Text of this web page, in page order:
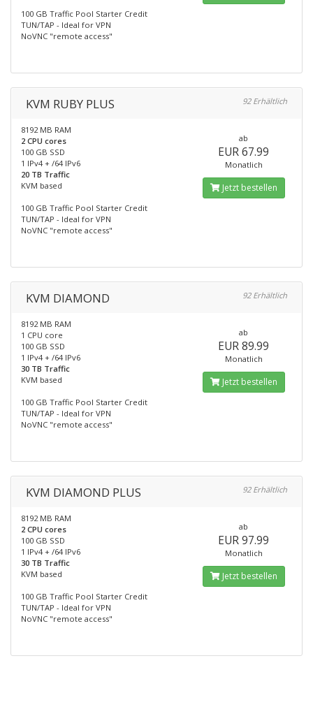
100 GB Traffic Pool Starter Credit
TUN/TAP - Ideal for VPN
NoVNC "remote access"
KVM RUBY PLUS 92 Erhältlich
8192 MB RAM
2 CPU cores
100 GB SSD
1 IPv4 + /64 IPv6
20 TB Traffic
KVM based
100 GB Traffic Pool Starter Credit
TUN/TAP - Ideal for VPN
NoVNC "remote access"
ab
EUR 67.99
Monatlich
Jetzt bestellen
KVM DIAMOND 92 Erhältlich
8192 MB RAM
1 CPU core
100 GB SSD
1 IPv4 + /64 IPv6
30 TB Traffic
KVM based
100 GB Traffic Pool Starter Credit
TUN/TAP - Ideal for VPN
NoVNC "remote access"
ab
EUR 89.99
Monatlich
Jetzt bestellen
KVM DIAMOND PLUS 92 Erhältlich
8192 MB RAM
2 CPU cores
100 GB SSD
1 IPv4 + /64 IPv6
30 TB Traffic
KVM based
100 GB Traffic Pool Starter Credit
TUN/TAP - Ideal for VPN
NoVNC "remote access"
ab
EUR 97.99
Monatlich
Jetzt bestellen